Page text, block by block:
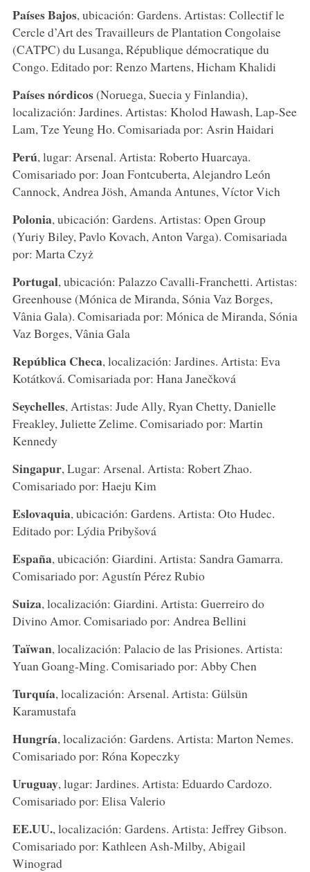
Países Bajos, ubicación: Gardens. Artistas: Collectif le
Cercle d’Art des Travailleurs de Plantation Congolaise
(CATPC) du Lusanga, République démocratique du
Congo. Editado por: Renzo Martens, Hicham Khalidi
Países nórdicos(Noruega, Suecia y Finlandia),
localización: Jardines. Artistas: Kholod Hawash, Lap-See
Lam, Tze Yeung Ho. Comisariada por: Asrin Haidari
Perú, lugar: Arsenal. Artista: Roberto Huarcaya.
Comisariado por: Joan Fontcuberta, Alejandro León
Cannock, Andrea Jösh, Amanda Antunes, Víctor Vich
Polonia, ubicación: Gardens. Artistas: Open Group
(Yuriy Biley, Pavlo Kovach, Anton Varga). Comisariada
por: Marta Czyż
Portugal, ubicación: Palazzo Cavalli-Franchetti. Artistas:
Greenhouse (Mónica de Miranda, Sónia Vaz Borges,
Vânia Gala). Comisariada por: Mónica de Miranda, Sónia
Vaz Borges, Vânia Gala
República Checa, localización: Jardines. Artista: Eva
Kotátková. Comisariada por: Hana Janečková
Seychelles, Artistas: Jude Ally, Ryan Chetty, Danielle
Freakley, Juliette Zelime. Comisariado por: Martin
Kennedy
Singapur, Lugar: Arsenal. Artista: Robert Zhao.
Comisariado por: Haeju Kim
Eslovaquia, ubicación: Gardens. Artista: Oto Hudec.
Editado por: Lýdia Pribyšová
España, ubicación: Giardini. Artista: Sandra Gamarra.
Comisariado por: Agustín Pérez Rubio
Suiza, localización: Giardini. Artista: Guerreiro do
Divino Amor. Comisariado por: Andrea Bellini
Taïwan, localización: Palacio de las Prisiones. Artista:
Yuan Goang-Ming. Comisariado por: Abby Chen
Turquía, localización: Arsenal. Artista: Gülsün
Karamustafa
Hungría, localización: Gardens. Artista: Marton Nemes.
Comisariado por: Róna Kopeczky
Uruguay, lugar: Jardines. Artista: Eduardo Cardozo.
Comisariado por: Elisa Valerio
EE.UU., localización: Gardens. Artista: Jeffrey Gibson.
Comisariado por: Kathleen Ash-Milby, Abigail
Winograd